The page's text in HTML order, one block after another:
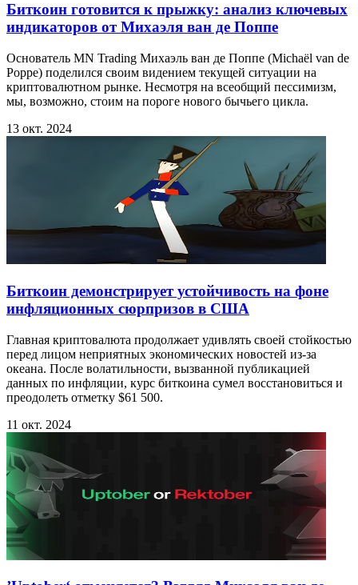
Биткоин готовится к прыжку: анализ ключевых
индикаторов от Михаэля ван де Поппе
Основатель MN Trading Михаэль ван де Поппе (Michaël van de
Poppe) поделился своим видением текущей ситуации на
криптовалютном рынке. Несмотря на всеобщий пессимизм,
мы, возможно, стоим на пороге нового бычьего цикла.
13 окт. 2024
Биткоин демонстрирует устойчивость на фоне
инфляционных сюрпризов в США
Главная криптовалюта продолжает удивлять своей стойкостью
перед лицом неприятных экономических новостей из-за
океана. После волатильности, вызванной публикацией
данных по инфляции, курс биткоина сумел восстановиться и
преодолеть отметку $61 500.
11 окт. 2024